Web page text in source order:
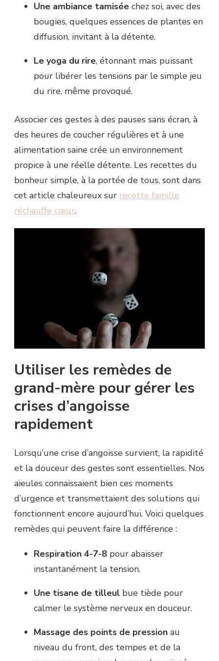
Une ambiance tamisée chez soi, avec des
bougies, quelques essences de plantes en
diffusion, invitant à la détente.
Le yoga du rire, étonnant mais puissant
pour libérer les tensions par le simple jeu
du rire, même provoqué.
Associer ces gestes à des pauses sans écran, à
des heures de coucher régulières et à une
alimentation saine crée un environnement
propice à une réelle détente. Les recettes du
bonheur simple, à la portée de tous, sont dans
cet article chaleureux sur recette famille
réchauffe cœur.
Utiliser les remèdes de
grand-mère pour gérer les
crises d’angoisse
rapidement
Lorsqu’une crise d’angoisse survient, la rapidité
et la douceur des gestes sont essentielles. Nos
aïeules connaissaient bien ces moments
d’urgence et transmettaient des solutions qui
fonctionnent encore aujourd’hui. Voici quelques
remèdes qui peuvent faire la différence :
Respiration 4-7-8 pour abaisser
instantanément la tension.
Une tisane de tilleul bue tiède pour
calmer le système nerveux en douceur.
Massage des points de pression au
niveau du front, des tempes et de la